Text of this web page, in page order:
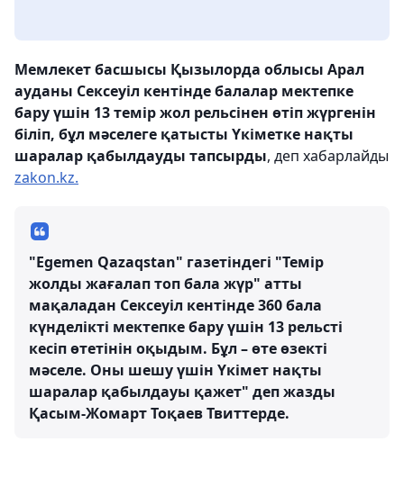
Мемлекет басшысы Қызылорда облысы Арал
ауданы Сексеуіл кентінде балалар мектепке
бару үшін 13 темір жол рельсінен өтіп жүргенін
біліп, бұл мәселеге қатысты Үкіметке нақты
шаралар қабылдауды тапсырды, деп хабарлайды
zakon.kz.
"Egemen Qazaqstan" газетіндегі "Темір
жолды жағалап топ бала жүр" атты
мақаладан Сексеуіл кентінде 360 бала
күнделікті мектепке бару үшін 13 рельсті
кесіп өтетінін оқыдым. Бұл – өте өзекті
мәселе. Оны шешу үшін Үкімет нақты
шаралар қабылдауы қажет" деп жазды
Қасым-Жомарт Тоқаев Твиттерде.